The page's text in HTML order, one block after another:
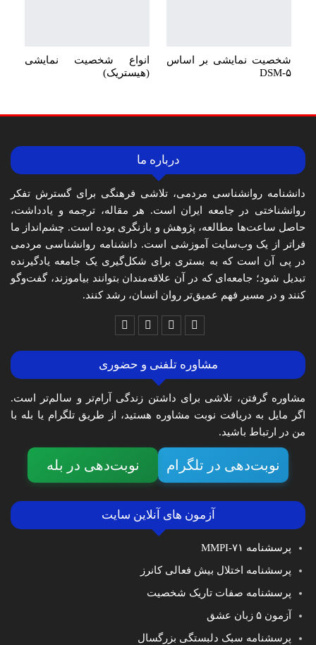
شخصیت نمایشی بر اساس
DSM-۵
انواع شخصیت نمایشی
(هیستریک)
درباره ما
دانشنامه روانشناسی مردمی، تلاشی فرهنگی برای گسترش تفکر
روانشناختی در جامعه ایران است. هر مقاله، ترجمه و یادداشت،
حاصل ساعت‌ها مطالعه، پژوهش و بازنگری بوده است. چشم‌انداز ما
فراتر از یک وب‌سایت آموزشی است. دانشنامه روانشناسی مردمی
در پی آن است که به بستری برای شکل‌گیری یک جامعه یادگیرنده
تبدیل شود؛ جامعه‌ای که در آن علاقه‌مندان بتوانند بیاموزند، گفت‌وگو
کنند و در مسیر فهم عمیق‌تر روان انسان، رشد کنند.
مشاوره تلفنی و حضوری
مشاوره گرفتن، تلاشی برای داشتن زندگی آرام‌تر و سالم‌تر است.
اگر مایل به دریافت نوبت مشاوره هستید، از طریق تلگرام یا بله با
من در ارتباط باشید.
نوبت‌دهی در تلگرام نوبت‌دهی در بله
آزمون های آنلاین سایت
پرسشنامه MMPI-۷۱
پرسشنامه اختلال بیش فعالی کانرز
پرسشنامه صفات تاریک شخصیت
آزمون ۵ زبان عشق
پرسشنامه سبک دلبستگی بزرگسال